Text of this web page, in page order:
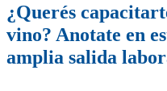
¿Querés
vino? Anotate en
amplia salida